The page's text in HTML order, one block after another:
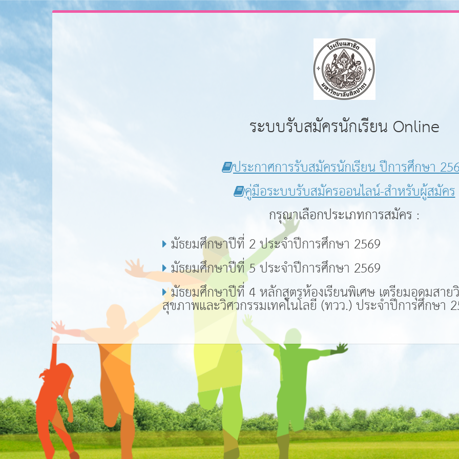
ระบบรับสมัครนักเรียน Online
ประกาศการรับสมัครนักเรียน ปีการศึกษา
คู่มือระบบรับสมัครออนไลน์-สำหรับผู้สมัคร
กรุณาเลือกประเภทการสมัคร :
มัธยมศึกษาปีที่ 2 ประจำปีการศึกษา 2569
มัธยมศึกษาปีที่ 5 ประจำปีการศึกษา 2569
มัธยมศึกษาปีที่ 4 หลักสูตรห้องเรียนพิเศษ เตรียมอุดมสาย
สุขภาพและวิศวกรรมเทคโนโลยี (ทวว.) ประจำปีการศึกษา